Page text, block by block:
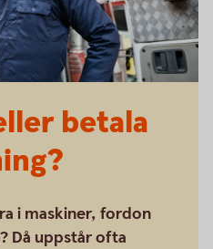
betala
i maskiner, fordon
Då uppstår ofta